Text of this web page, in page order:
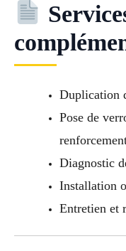
Duplication
Pose de
Diagnostic
Installation
Entretien et